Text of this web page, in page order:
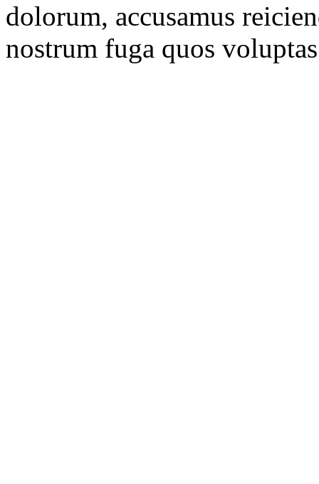
dolorum, accusamus
nostrum fuga quos